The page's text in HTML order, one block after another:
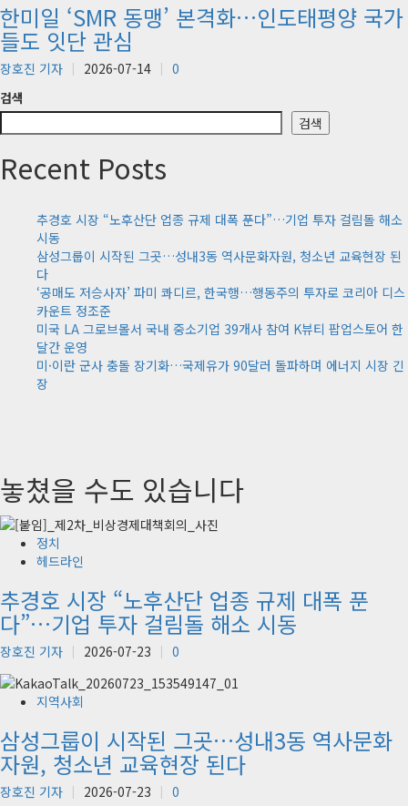
한미일 ‘SMR 동맹’ 본격화…인도태평양 국가
들도 잇단 관심
장호진 기자 2026-07-14
0
검색
검색
Recent Posts
추경호 시장 “노후산단 업종 규제 대폭 푼다”…기업 투자 걸림돌 해소
시동
삼성그룹이 시작된 그곳…성내3동 역사문화자원, 청소년 교육현장 된
다
‘공매도 저승사자’ 파미 콰디르, 한국행…행동주의 투자로 코리아 디스
카운트 정조준
미국 LA 그로브몰서 국내 중소기업 39개사 참여 K뷰티 팝업스토어 한
달간 운영
미·이란 군사 충돌 장기화…국제유가 90달러 돌파하며 에너지 시장 긴
장
놓쳤을 수도 있습니다
정치
헤드라인
추경호 시장 “노후산단 업종 규제 대폭 푼
다”…기업 투자 걸림돌 해소 시동
장호진 기자 2026-07-23 0
지역사회
삼성그룹이 시작된 그곳…성내3동 역사문화
자원, 청소년 교육현장 된다
장호진 기자 2026-07-23 0